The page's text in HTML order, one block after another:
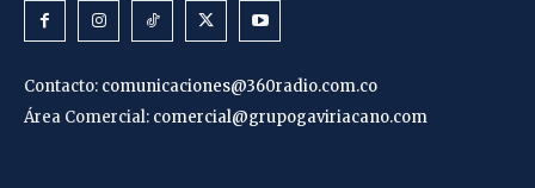
Contacto: comunicaciones@360radio.com.co
Área Comercial: comercial@grupogaviriacano.com